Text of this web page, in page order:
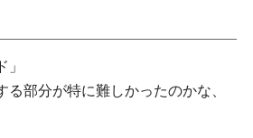
部分が特に難しかったのかな、